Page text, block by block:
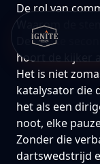
De rol van
Waarom de
De eerste
hoort de kijker
Het is niet
katalysator die
het als een
noot, elke
Zonder die
dartswedstrijd